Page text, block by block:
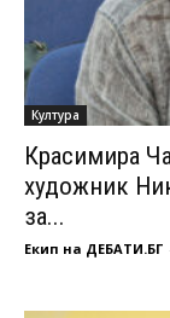
Култура
Красимира
художник
за...
Екип на ДЕБАТИ.БГ